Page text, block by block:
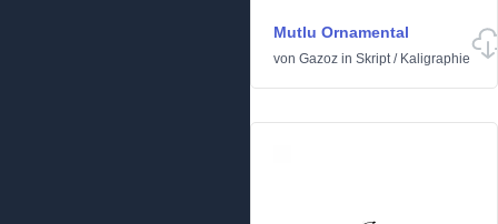
Mutlu Ornamental
von Gazoz in Skript/ Kaligraphie